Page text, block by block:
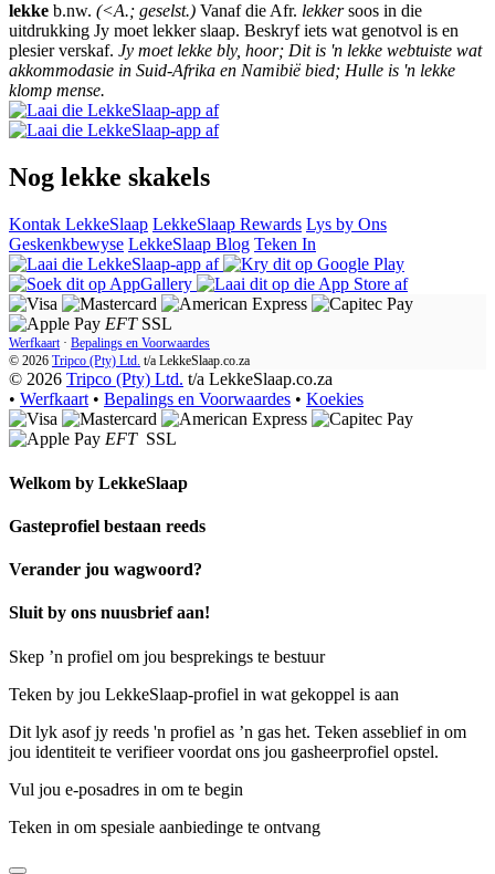
lekke b.nw. (<A.; geselst.) Vanaf die Afr. lekkersoos in die
uitdrukking Jy moet lekker slaap. Beskryf iets wat genotvol is en
plesier verskaf. Jy moet lekke bly, hoor; Dit is 'n lekke webtuiste wat
akkommodasie in Suid-Afrika en Namibië bied; Hulle is 'n lekke
klomp mense.
Nog lekke skakels
Kontak LekkeSlaap LekkeSlaap Rewards Lys by Ons
Geskenkbewyse LekkeSlaap Blog Teken In
EFT SSL
Werfkaart · Bepalings en Voorwaardes
© 2026 Tripco (Pty) Ltd. t/a LekkeSlaap.co.za
© 2026 Tripco (Pty) Ltd. t/a LekkeSlaap.co.za
• Werfkaart • Bepalings en Voorwaardes • Koekies
EFT SSL
Welkom by LekkeSlaap
Gasteprofiel bestaan ​​reeds
Verander jou wagwoord?
Sluit by ons nuusbrief aan!
Skep ’n profiel om jou besprekings te bestuur
Teken by jou LekkeSlaap-profiel in wat gekoppel is aan
Dit lyk asof jy reeds 'n profiel as ’n gas het. Teken asseblief in om
jou identiteit te verifieer voordat ons jou gasheerprofiel opstel.
Vul jou e-posadres in om te begin
Teken in om spesiale aanbiedinge te ontvang